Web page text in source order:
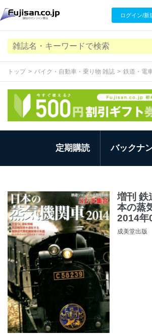
ログイン/新
トップ バイク・自動車・乗り物 雑誌 鉄道・電
定期購読 バックナ
増刊 鉄
本の蒸
2014年
成美堂出版